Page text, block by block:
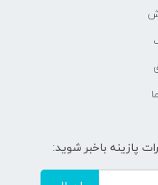
پازینه باخبر شوید: